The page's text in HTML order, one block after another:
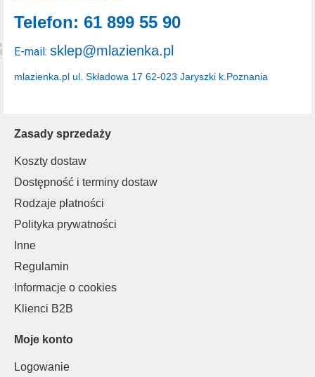
Zasady sprzedaży
Koszty dostaw
Dostępność i terminy dostaw
Rodzaje płatności
Polityka prywatności
Inne
Regulamin
Informacje o cookies
Klienci B2B
Moje konto
Logowanie
mlazienka.pl ul. Składowa 17 62-023 Jaryszki k.Poznania
Telefon: 61 899 55 90
E-mail: sklep@mlazienka.pl